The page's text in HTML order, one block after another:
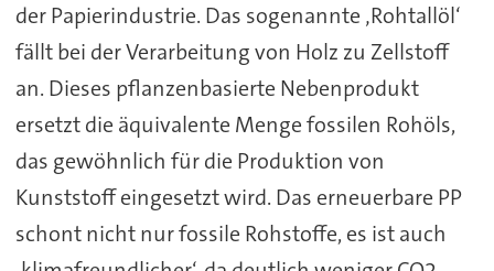
der Papierindustrie. Das sogenannte ‚Rohtallöl‘
fällt bei der Verarbeitung von Holz zu Zellstoff
an. Dieses pflanzenbasierte Nebenprodukt
ersetzt die äquivalente Menge fossilen Rohöls,
das gewöhnlich für die Produktion von
Kunststoff eingesetzt wird. Das erneuerbare PP
schont nicht nur fossile Rohstoffe, es ist auch